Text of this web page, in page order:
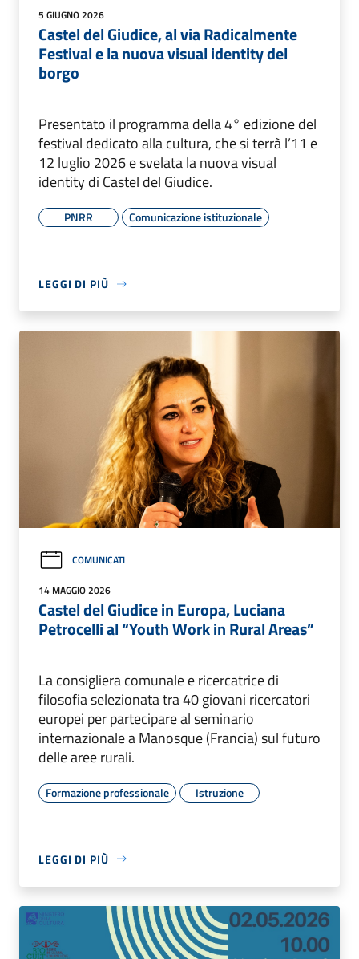
5 GIUGNO 2026
Castel del Giudice, al via Radicalmente
Festival e la nuova visual identity del
borgo
Presentato il programma della 4° edizione del
festival dedicato alla cultura, che si terrà l’11 e
12 luglio 2026 e svelata la nuova visual
identity di Castel del Giudice.
PNRR Comunicazione istituzionale
LEGGI DI PIÙ
COMUNICATI
14 MAGGIO 2026
Castel del Giudice in Europa, Luciana
Petrocelli al “Youth Work in Rural Areas”
La consigliera comunale e ricercatrice di
filosofia selezionata tra 40 giovani ricercatori
europei per partecipare al seminario
internazionale a Manosque (Francia) sul futuro
delle aree rurali.
Formazione professionale Istruzione
LEGGI DI PIÙ